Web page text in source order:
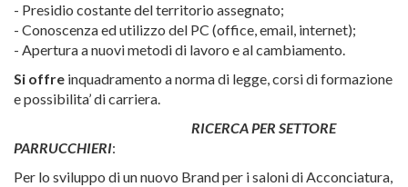
- Presidio costante del territorio assegnato;
- Conoscenza ed utilizzo del PC (office, email, internet);
- Apertura a nuovi metodi di lavoro e al cambiamento.
Si offre inquadramento a norma di legge, corsi di formazione
e possibilita’ di carriera.
RICERCA PER SETTORE
PARRUCCHIERI:
Per lo sviluppo di un nuovo Brand per i saloni di Acconciatura,